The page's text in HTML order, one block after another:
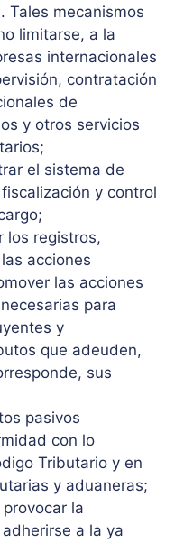
Tales mecanismos
limitarse, a la
internacionales
contratación
de
y otros servicios
el sistema de
y control
los registros,
acciones
las acciones
para
y
que adeuden,
sus
pasivos
con lo
Tributario y en
y aduaneras;
la
a la ya